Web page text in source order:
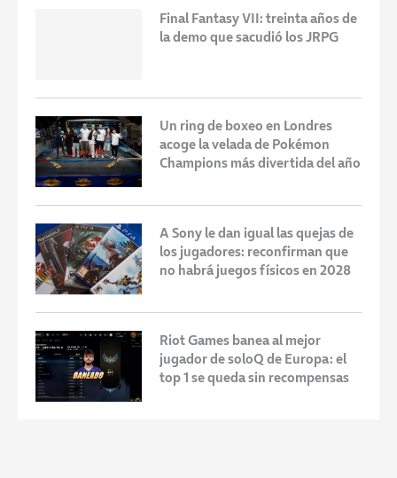
Final Fantasy VII: treinta años de
la demo que sacudió los JRPG
Un ring de boxeo en Londres
acoge la velada de Pokémon
Champions más divertida del año
A Sony le dan igual las quejas de
los jugadores: reconfirman que
no habrá juegos físicos en 2028
Riot Games banea al mejor
jugador de soloQ de Europa: el
top 1 se queda sin recompensas